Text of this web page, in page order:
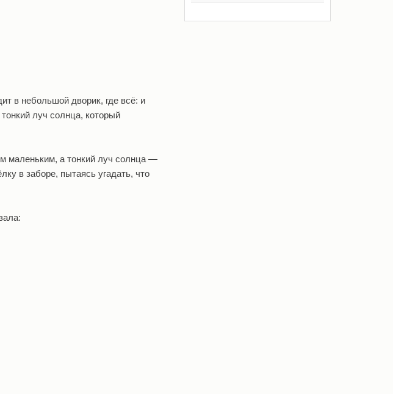
в небольшой дворик, где всё: и
луч солнца, который
маленьким, а тонкий луч солнца —
в заборе, пытаясь угадать, что